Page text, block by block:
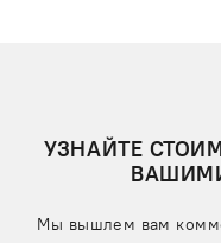
УЗНАЙТЕ
Мы вышлем вам